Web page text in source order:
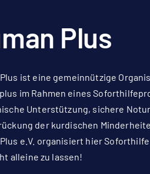
Plus
ist eine gemeinnützige
im Rahmen eines
Unterstützung, sichere
der kurdischen
e.V. organisiert hier
alleine zu lassen!